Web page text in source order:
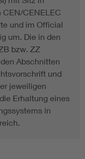
CENELEC
und im Official
um. Die in den
bzw. ZZ
Abschnitten
und
jeweiligen
Erhaltung eines
in